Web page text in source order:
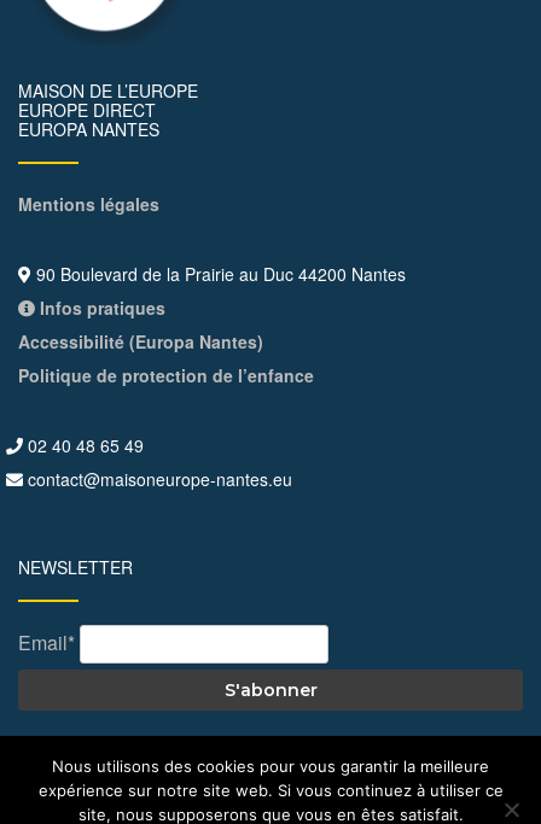
MAISON DE L’EUROPE
EUROPE DIRECT
EUROPA NANTES
Mentions légales
90 Boulevard de la Prairie au Duc 44200 Nantes
Infos pratiques
Accessibilité (Europa Nantes)
Politique de protection de l’enfance
02 40 48 65 49
contact@maisoneurope-nantes.eu
NEWSLETTER
Email*
© All Right Reserved 2026 Maison de l'Europe – Nantes
Nous utilisons des cookies pour vous garantir la meilleure
expérience sur notre site web. Si vous continuez à utiliser ce
site, nous supposerons que vous en êtes satisfait.